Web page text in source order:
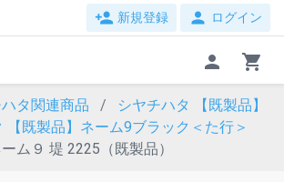
person_add 新規登録 person ログイン
person shopping_cart
タ関連商品
シヤチハタ 【既製品】
【既製品】ネーム9ブラック＜た行＞
ム９ 堤 2225（既製品）